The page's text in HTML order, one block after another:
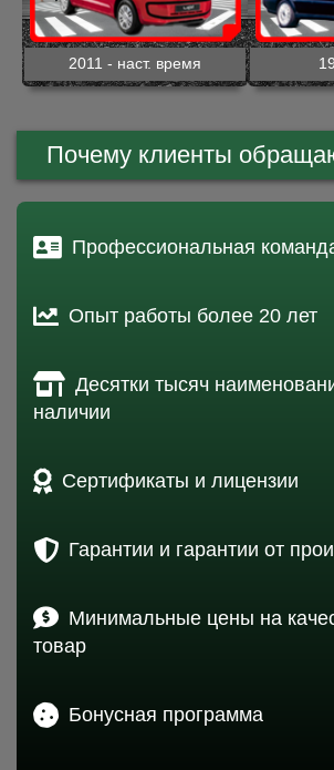
2011 - наст. время
Почему клиенты
Профессиональная
Опыт работы более 20 лет
Десятки тысяч
наличии
Сертификаты и лицензии
Гарантии и гарантии от
Минимальные цены на
товар
Бонусная программа